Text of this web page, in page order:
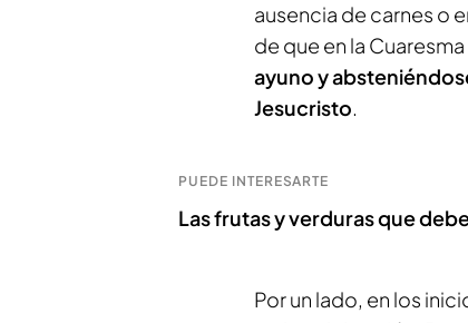
ausencia de carnes o
de que en la Cuaresma
ayuno y
Jesucristo.
PUEDE INTERESARTE
Las frutas y verduras que
Por un lado, en los